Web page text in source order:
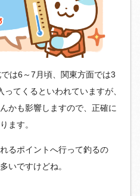
は6～7月頃、関東方面では3
てくるといわれていますが、
かも影響しますので、正確に
ます。
るポイントへ行って釣るの
いですけどね。